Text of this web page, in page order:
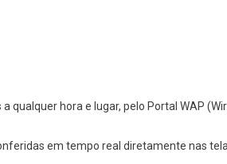
hora e lugar, pelo Portal WAP
em tempo real diretamente nas